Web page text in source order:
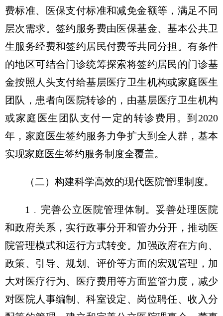
费标准、医保支付标准和减免金额等，满足不同
层次需求。签约服务费由医保基金、基本公共卫
生服务经费和签约居民付费等共同分担。有条件
的地区可结合门诊统筹探索将签约居民的门诊基
金按照人头支付给基层医疗卫生机构或家庭医生
团队，患者向医院转诊的，由基层医疗卫生机构
或家庭医生团队支付一定的转诊费用。到2020
年，家庭医生签约服务力争扩大到全人群，基本
实现家庭医生签约服务制度全覆盖。
（二）构建科学高效的现代医院管理制度。
1﹒完善公立医院管理体制。妥善处理医院
和政府关系，实行政事分开和管办分开，推动医
院管理模式和运行方式转变。加强政府在方向、
政策、引导、规划、评价等方面的宏观管理，加
大对医疗行为、医疗费用等方面监管力度，减少
对医院人事编制、科室设定、岗位聘任、收入分